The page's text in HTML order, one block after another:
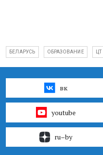
БЕЛАРУСЬ ОБРАЗОВАНИЕ ЦТ
вк
youtube
ru–by